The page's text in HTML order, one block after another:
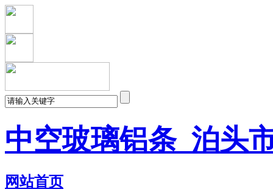
中空玻璃铝条_泊头
网站首页